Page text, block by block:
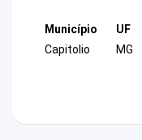
Município
Capitolio
UF
MG